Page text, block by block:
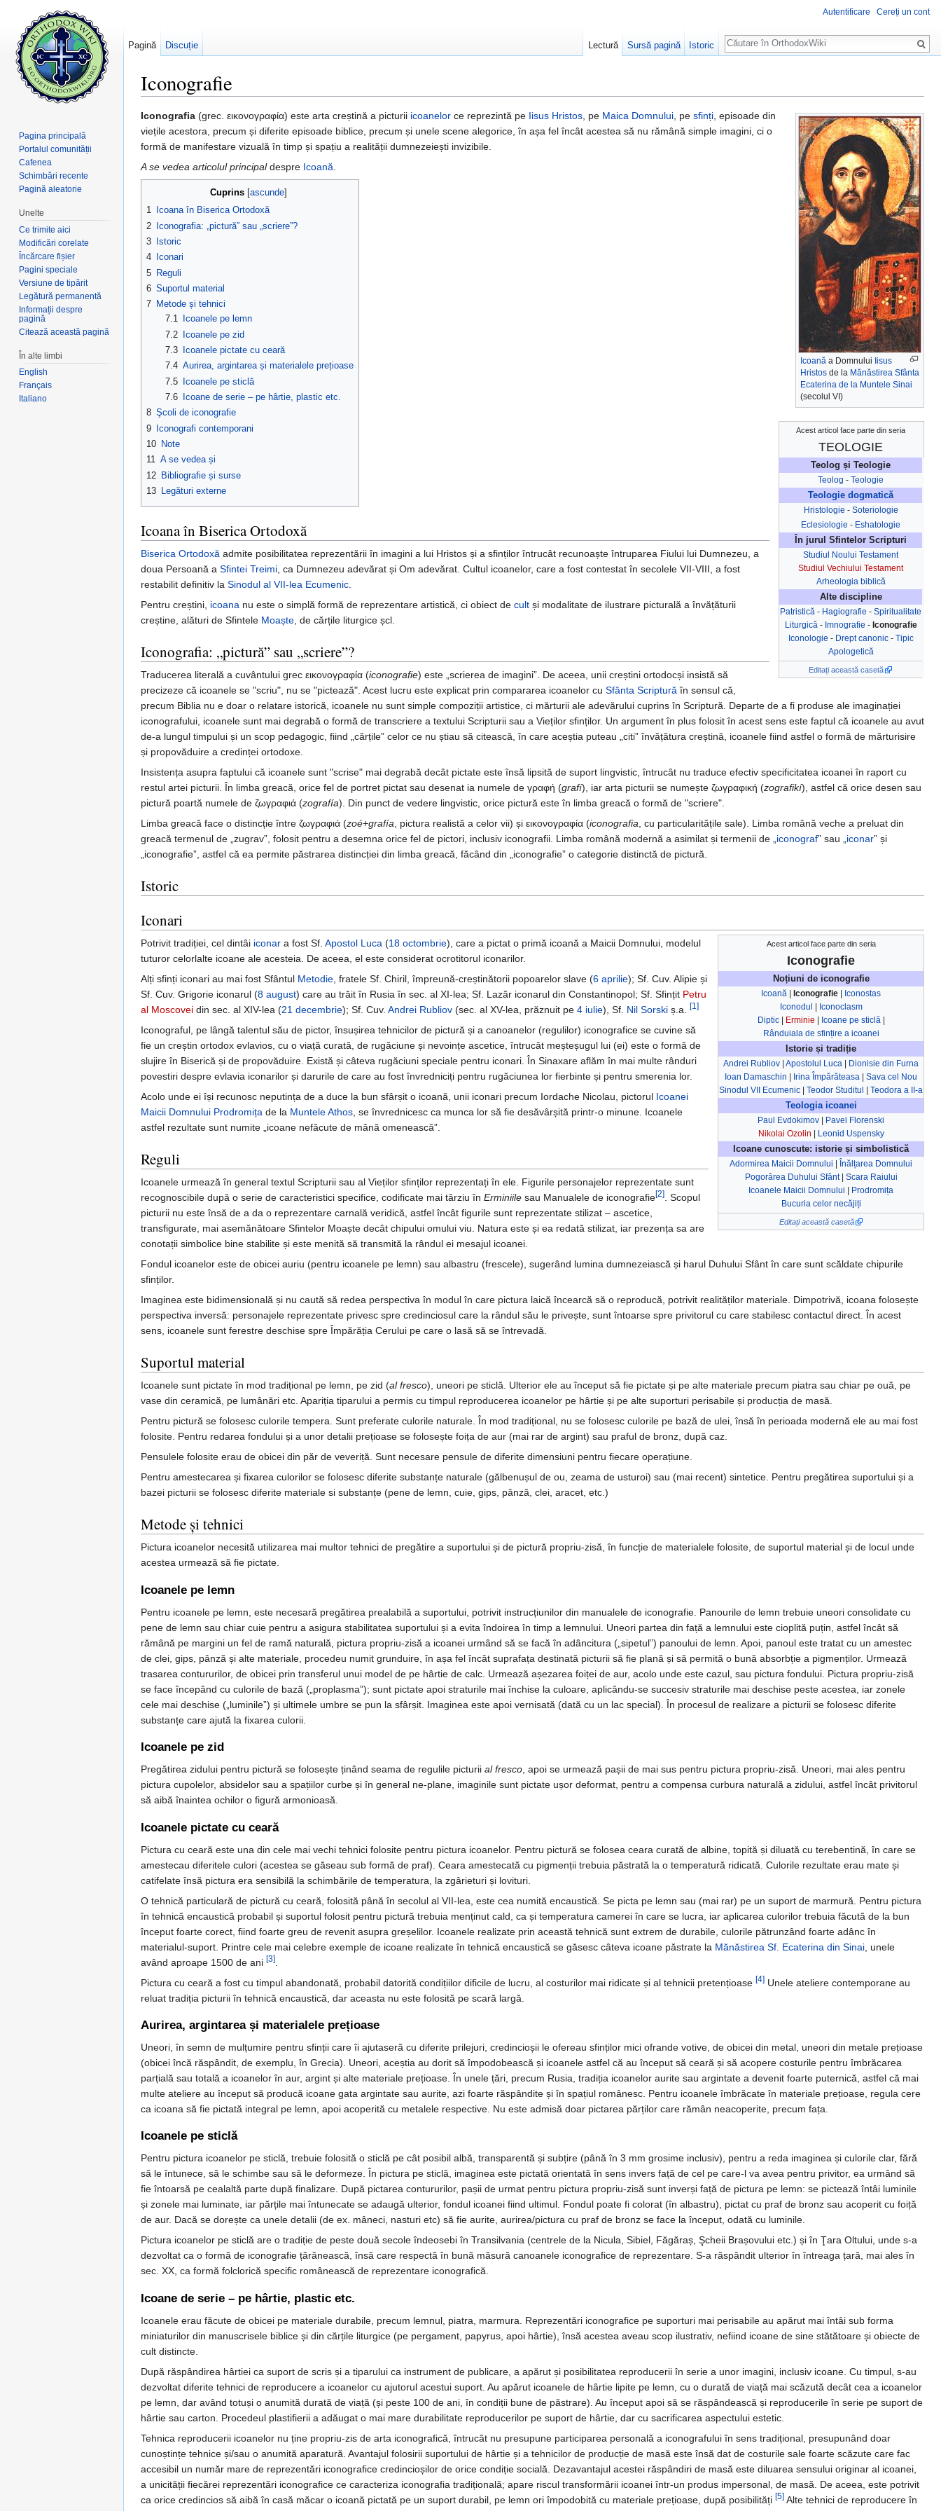
Iconografie
Icoană a Domnului Iisus
Hristos de la Mănăstirea Sfânta
Ecaterina de la Muntele Sinai
(secolul VI)
Acest articol face parte din seria
TEOLOGIE
Teolog și Teologie
Teolog - Teologie
Teologie dogmatică
Hristologie - Soteriologie
Eclesiologie - Eshatologie
În jurul Sfintelor Scripturi
Studiul Noului Testament
Studiul Vechiului Testament
Arheologia biblică
Alte discipline
Patristică - Hagiografie - Spiritualitate
Liturgică - Imnografie - Iconografie
Iconologie - Drept canonic- Tipic
Apologetică
Editați această casetă
Iconografia (grec. εικονογραφία) este arta creștină a picturii icoanelor ce reprezintă pe Iisus Hristos, pe Maica Domnului, pe sfinți, episoade din
viețile acestora, precum și diferite episoade biblice, precum și unele scene alegorice, în așa fel încât acestea să nu rămână simple imagini, ci o
formă de manifestare vizuală în timp și spațiu a realității dumnezeiești invizibile.
A se vedea articolul principaldespre Icoană.
Cuprins ascunde
1
Icoana în Biserica Ortodoxă
2
Iconografia: „pictură” sau „scriere”?
3
Istoric
4
Iconari
5 Reguli
6 Suportul material
7 Metode și tehnici
7.1
Icoanele pe lemn
7.2 Icoanele pe zid
7.3
Icoanele pictate cu ceară
7.4 Aurirea, argintarea și materialele prețioase
7.5 Icoanele pe sticlă
7.6
Icoane de serie – pe hârtie, plastic etc.
8 Şcoli de iconografie
9 Iconografi contemporani
10 Note
11 A se vedea și
12 Bibliografie și surse
13 Legături externe
Icoana în Biserica Ortodoxă
Biserica Ortodoxă admite posibilitatea reprezentării în imagini a lui Hristos și a sfinților întrucât recunoaște întruparea Fiului lui Dumnezeu, a
doua Persoană a Sfintei Treimi, ca Dumnezeu adevărat și Om adevărat. Cultul icoanelor, care a fost contestat în secolele VII-VIII, a fost
restabilit definitiv la Sinodul al VII-lea Ecumenic.
Pentru creștini, icoana nu este o simplă formă de reprezentare artistică, ci obiect de cult și modalitate de ilustrare picturală a învățăturii
creștine, alături de Sfintele Moaște, de cărțile liturgice șcl.
Iconografia: „pictură” sau „scriere”?
Traducerea literală a cuvântului grec εικονογραφία (iconografie) este „scrierea de imagini”. De aceea, unii creștini ortodocși insistă să
precizeze că icoanele se "scriu", nu se "pictează". Acest lucru este explicat prin compararea icoanelor cu Sfânta Scriptură în sensul că,
precum Biblia nu e doar o relatare istorică, icoanele nu sunt simple compoziții artistice, ci mărturii ale adevărului cuprins în Scriptură. Departe de a fi produse ale imaginației
iconografului, icoanele sunt mai degrabă o formă de transcriere a textului Scripturii sau a Vieților sfinților. Un argument în plus folosit în acest sens este faptul că icoanele au avut
de-a lungul timpului și un scop pedagogic, fiind „cărțile” celor ce nu știau să citească, în care aceștia puteau „citi” învățătura creștină, icoanele fiind astfel o formă de mărturisire
și propovăduire a credinței ortodoxe.
Insistența asupra faptului că icoanele sunt "scrise" mai degrabă decât pictate este însă lipsită de suport lingvistic, întrucât nu traduce efectiv specificitatea icoanei în raport cu
restul artei picturii. În limba greacă, orice fel de portret pictat sau desenat ia numele de γραφή (grafí), iar arta picturii se numește ζωγραφική (zografikí), astfel că orice desen sau
pictură poartă numele de ζωγραφιά (zografía). Din punct de vedere lingvistic, orice pictură este în limba greacă o formă de "scriere".
Limba greacă face o distincție între ζωγραφιά (zoé+grafía, pictura realistă a celor vii) și εικονογραφία (iconografia, cu particularitățile sale). Limba română veche a preluat din
greacă termenul de „zugrav”, folosit pentru a desemna orice fel de pictori, inclusiv iconografii. Limba română modernă a asimilat și termenii de „iconograf” sau „iconar” și
„iconografie”, astfel că ea permite păstrarea distincției din limba greacă, făcând din „iconografie” o categorie distinctă de pictură.
Istoric
Iconari
Acest articol face parte din seria
Iconografie
Noțiuni de iconografie
Icoană | Iconografie | Iconostas
Iconodul | Iconoclasm
Diptic| Erminie | Icoane pe sticlă |
Rânduiala de sfințire a icoanei
Istorie și tradiție
Andrei Rubliov | Apostolul Luca | Dionisie din Furna
Ioan Damaschin | Irina Împărăteasa | Sava cel Nou
Sinodul VII Ecumenic | Teodor Studitul | Teodora a II-a
Teologia icoanei
Paul Evdokimov | Pavel Florenski
Nikolai Ozolin | Leonid Uspensky
Icoane cunoscute: istorie și simbolistică
Adormirea Maicii Domnului | Înălțarea Domnului
Pogorârea Duhului Sfânt| Scara Raiului
Icoanele Maicii Domnului | Prodromița
Bucuria celor necăjiți
Editați această casetă
Potrivit tradiției, cel dintâi iconar a fost Sf. Apostol Luca (18 octombrie), care a pictat o primă icoană a Maicii Domnului, modelul
tuturor celorlalte icoane ale acesteia. De aceea, el este considerat ocrotitorul iconarilor.
Alți sfinți iconari au mai fost Sfântul Metodie, fratele Sf. Chiril, împreună-creștinătorii popoarelor slave (6 aprilie); Sf. Cuv. Alipie și
Sf. Cuv. Grigorie iconarul (8 august) care au trăit în Rusia în sec. al XI-lea; Sf. Lazăr iconarul din Constantinopol; Sf. Sfințit Petru
al Moscovei din sec. al XIV-lea (21 decembrie); Sf. Cuv. Andrei Rubliov (sec. al XV-lea, prăznuit pe 4 iulie), Sf. Nil Sorski ș.a. [1]
Iconograful, pe lângă talentul său de pictor, însușirea tehnicilor de pictură și a canoanelor (regulilor) iconografice se cuvine să
fie un creștin ortodox evlavios, cu o viață curată, de rugăciune și nevoințe ascetice, întrucât meșteșugul lui (ei) este o formă de
slujire în Biserică și de propovăduire. Există și câteva rugăciuni speciale pentru iconari. În Sinaxare aflăm în mai multe rânduri
povestiri despre evlavia iconarilor și darurile de care au fost învredniciți pentru rugăciunea lor fierbinte și pentru smerenia lor.
Acolo unde ei își recunosc neputința de a duce la bun sfârșit o icoană, unii iconari precum Iordache Nicolau, pictorul Icoanei
Maicii Domnului Prodromița de la Muntele Athos, se învrednicesc ca munca lor să fie desăvârșită printr-o minune. Icoanele
astfel rezultate sunt numite „icoane nefăcute de mână omenească”.
Reguli
Icoanele urmează în general textul Scripturii sau al Vieților sfinților reprezentați în ele. Figurile personajelor reprezentate sunt
recognoscibile după o serie de caracteristici specifice, codificate mai târziu în Erminiile sau Manualele de iconografie[2]. Scopul
picturii nu este însă de a da o reprezentare carnală veridică, astfel încât figurile sunt reprezentate stilizat – ascetice,
transfigurate, mai asemănătoare Sfintelor Moaște decât chipului omului viu. Natura este și ea redată stilizat, iar prezența sa are
conotații simbolice bine stabilite și este menită să transmită la rândul ei mesajul icoanei.
Fondul icoanelor este de obicei auriu (pentru icoanele pe lemn) sau albastru (frescele), sugerând lumina dumnezeiască și harul Duhului Sfânt în care sunt scăldate chipurile
sfinților.
Imaginea este bidimensională și nu caută să redea perspectiva în modul în care pictura laică încearcă să o reproducă, potrivit realităților materiale. Dimpotrivă, icoana folosește
perspectiva inversă: personajele reprezentate privesc spre credinciosul care la rândul său le privește, sunt întoarse spre privitorul cu care stabilesc contactul direct. În acest
sens, icoanele sunt ferestre deschise spre Împărăția Cerului pe care o lasă să se întrevadă.
Suportul material
Icoanele sunt pictate în mod tradițional pe lemn, pe zid (al fresco), uneori pe sticlă. Ulterior ele au început să fie pictate și pe alte materiale precum piatra sau chiar pe ouă, pe
vase din ceramică, pe lumânări etc. Apariția tiparului a permis cu timpul reproducerea icoanelor pe hârtie și pe alte suporturi perisabile și producția de masă.
Pentru pictură se folosesc culorile tempera. Sunt preferate culorile naturale. În mod tradițional, nu se folosesc culorile pe bază de ulei, însă în perioada modernă ele au mai fost
folosite. Pentru redarea fondului și a unor detalii prețioase se folosește foița de aur (mai rar de argint) sau praful de bronz, după caz.
Pensulele folosite erau de obicei din păr de veveriță. Sunt necesare pensule de diferite dimensiuni pentru fiecare operațiune.
Pentru amestecarea și fixarea culorilor se folosesc diferite substanțe naturale (gălbenușul de ou, zeama de usturoi) sau (mai recent) sintetice. Pentru pregătirea suportului și a
bazei picturii se folosesc diferite materiale si substanțe (pene de lemn, cuie, gips, pânză, clei, aracet, etc.)
Metode și tehnici
Pictura icoanelor necesită utilizarea mai multor tehnici de pregătire a suportului și de pictură propriu-zisă, în funcție de materialele folosite, de suportul material și de locul unde
acestea urmează să fie pictate.
Icoanele pe lemn
Pentru icoanele pe lemn, este necesară pregătirea prealabilă a suportului, potrivit instrucțiunilor din manualele de iconografie. Panourile de lemn trebuie uneori consolidate cu
pene de lemn sau chiar cuie pentru a asigura stabilitatea suportului și a evita îndoirea în timp a lemnului. Uneori partea din față a lemnului este cioplită puțin, astfel încât să
rămână pe margini un fel de ramă naturală, pictura propriu-zisă a icoanei urmând să se facă în adâncitura („sipetul”) panoului de lemn. Apoi, panoul este tratat cu un amestec
de clei, gips, pânză și alte materiale, procedeu numit grunduire, în așa fel încât suprafața destinată picturii să fie plană și să permită o bună absorbție a pigmenților. Urmează
trasarea contururilor, de obicei prin transferul unui model de pe hârtie de calc. Urmează așezarea foiței de aur, acolo unde este cazul, sau pictura fondului. Pictura propriu-zisă
se face începând cu culorile de bază („proplasma”); sunt pictate apoi straturile mai închise la culoare, aplicându-se succesiv straturile mai deschise peste acestea, iar zonele
cele mai deschise („luminile”) și ultimele umbre se pun la sfârșit. Imaginea este apoi vernisată (dată cu un lac special). În procesul de realizare a picturii se folosesc diferite
substanțe care ajută la fixarea culorii.
Icoanele pe zid
Pregătirea zidului pentru pictură se folosește ținând seama de regulile picturii al fresco, apoi se urmează pașii de mai sus pentru pictura propriu-zisă. Uneori, mai ales pentru
pictura cupolelor, absidelor sau a spațiilor curbe și în general ne-plane, imaginile sunt pictate ușor deformat, pentru a compensa curbura naturală a zidului, astfel încât privitorul
să aibă înaintea ochilor o figură armonioasă.
Icoanele pictate cu ceară
Pictura cu ceară este una din cele mai vechi tehnici folosite pentru pictura icoanelor. Pentru pictură se folosea ceara curată de albine, topită și diluată cu terebentină, în care se
amestecau diferitele culori (acestea se găseau sub formă de praf). Ceara amestecată cu pigmenții trebuia păstrată la o temperatură ridicată. Culorile rezultate erau mate și
catifelate însă pictura era sensibilă la schimbările de temperatura, la zgârieturi și lovituri.
O tehnică particulară de pictură cu ceară, folosită până în secolul al VII-lea, este cea numită encaustică. Se picta pe lemn sau (mai rar) pe un suport de marmură. Pentru pictura
în tehnică encaustică probabil și suportul folosit pentru pictură trebuia menținut cald, ca și temperatura camerei în care se lucra, iar aplicarea culorilor trebuia făcută de la bun
început foarte corect, fiind foarte greu de revenit asupra greșelilor. Icoanele realizate prin această tehnică sunt extrem de durabile, culorile pătrunzând foarte adânc în
materialul-suport. Printre cele mai celebre exemple de icoane realizate în tehnică encaustică se găsesc câteva icoane păstrate la Mănăstirea Sf. Ecaterina din Sinai , unele
având aproape 1500 de ani [3]
Pictura cu ceară a fost cu timpul abandonată, probabil datorită condițiilor dificile de lucru, al costurilor mai ridicate și al tehnicii pretențioase [4] Unele ateliere contemporane au
reluat tradiția picturii în tehnică encaustică, dar aceasta nu este folosită pe scară largă.
Aurirea, argintarea și materialele prețioase
Uneori, în semn de mulțumire pentru sfinții care îi ajutaseră cu diferite prilejuri, credincioșii le ofereau sfinților mici ofrande votive, de obicei din metal, uneori din metale prețioase
(obicei încă răspândit, de exemplu, în Grecia). Uneori, aceștia au dorit să împodobească și icoanele astfel că au început să ceară și să acopere costurile pentru îmbrăcarea
parțială sau totală a icoanelor în aur, argint și alte materiale prețioase. În unele țări, precum Rusia, tradiția icoanelor aurite sau argintate a devenit foarte puternică, astfel că mai
multe ateliere au început să producă icoane gata argintate sau aurite, azi foarte răspândite și în spațiul românesc. Pentru icoanele îmbrăcate în materiale prețioase, regula cere
ca icoana să fie pictată integral pe lemn, apoi acoperită cu metalele respective. Nu este admisă doar pictarea părților care rămân neacoperite, precum fața.
Icoanele pe sticlă
Pentru pictura icoanelor pe sticlă, trebuie folosită o sticlă pe cât posibil albă, transparentă și subțire (până în 3 mm grosime inclusiv), pentru a reda imaginea și culorile clar, fără
să le întunece, să le schimbe sau să le deformeze. În pictura pe sticlă, imaginea este pictată orientată în sens invers față de cel pe care-l va avea pentru privitor, ea urmând să
fie întoarsă pe cealaltă parte după finalizare. După pictarea contururilor, pașii de urmat pentru pictura propriu-zisă sunt inverși față de pictura pe lemn: se pictează întâi luminile
și zonele mai luminate, iar părțile mai întunecate se adaugă ulterior, fondul icoanei fiind ultimul. Fondul poate fi colorat (în albastru), pictat cu praf de bronz sau acoperit cu foiță
de aur. Dacă se dorește ca unele detalii (de ex. mâneci, nasturi etc) să fie aurite, aurirea/pictura cu praf de bronz se face la început, odată cu luminile.
Pictura icoanelor pe sticlă are o tradiție de peste două secole îndeosebi în Transilvania (centrele de la Nicula, Sibiel, Făgăraș, Şcheii Brașovului etc.) și în Ţara Oltului, unde s-a
dezvoltat ca o formă de iconografie țărănească, însă care respectă în bună măsură canoanele iconografice de reprezentare. S-a răspândit ulterior în întreaga țară, mai ales în
sec. XX, ca formă folclorică specific românească de reprezentare iconografică.
Icoane de serie – pe hârtie, plastic etc.
Icoanele erau făcute de obicei pe materiale durabile, precum lemnul, piatra, marmura. Reprezentări iconografice pe suporturi mai perisabile au apărut mai întâi sub forma
miniaturilor din manuscrisele biblice și din cărțile liturgice (pe pergament, papyrus, apoi hârtie), însă acestea aveau scop ilustrativ, nefiind icoane de sine stătătoare și obiecte de
cult distincte.
După răspândirea hârtiei ca suport de scris și a tiparului ca instrument de publicare, a apărut și posibilitatea reproducerii în serie a unor imagini, inclusiv icoane. Cu timpul, s-au
dezvoltat diferite tehnici de reproducere a icoanelor cu ajutorul acestui suport. Au apărut icoanele de hârtie lipite pe lemn, cu o durată de viață mai scăzută decât cea a icoanelor
pe lemn, dar având totuși o anumită durată de viață (și peste 100 de ani, în condiții bune de păstrare). Au început apoi să se răspândească și reproducerile în serie pe suport de
hârtie sau carton. Procedeul plastifierii a adăugat o mai mare durabilitate reproducerilor pe suport de hârtie, dar cu sacrificarea aspectului estetic.
Tehnica reproducerii icoanelor nu ține propriu-zis de arta iconografică, întrucât nu presupune participarea personală a iconografului în sens tradițional, presupunând doar
cunoștințe tehnice și/sau o anumită aparatură. Avantajul folosirii suportului de hârtie și a tehnicilor de producție de masă este însă dat de costurile sale foarte scăzute care fac
accesibil un număr mare de reprezentări iconografice credincioșilor de orice condiție socială. Dezavantajul acestei răspândiri de masă este diluarea sensului originar al icoanei,
a unicității fiecărei reprezentări iconografice ce caracteriza iconografia tradițională; apare riscul transformării icoanei într-un produs impersonal, de masă. De aceea, este potrivit
ca orice credincios să aibă în casă măcar o icoană pictată pe un suport durabil, pe lemn ori împodobită cu materiale prețioase, după posibilități [5] Alte tehnici de reproducere în
Autentificare Cereți un cont
Pagină Discuție Lectură Sursă pagină Istoric
Căutare
Pagina principală
Portalul comunității
Cafenea
Schimbări recente
Pagină aleatorie
Unelte
Ce trimite aici
Modificări corelate
Încărcare fișier
Pagini speciale
Versiune de tipărit
Legătură permanentă
Informații despre
pagină
Citează această pagină
În alte limbi
English
Français
Italiano